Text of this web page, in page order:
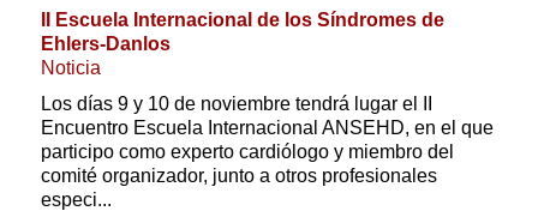
II Escuela Internacional de los Síndromes de
Ehlers-Danlos
Noticia
Los días 9 y 10 de noviembre tendrá lugar el II
Encuentro Escuela Internacional ANSEHD, en el que
participo como experto cardiólogo y miembro del
comité organizador, junto a otros profesionales
especi...